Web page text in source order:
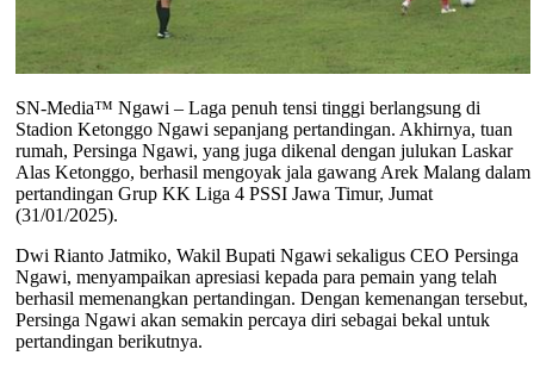
SN-Media™ Ngawi – Laga penuh tensi tinggi berlangsung di
Stadion Ketonggo Ngawi sepanjang pertandingan. Akhirnya, tuan
rumah, Persinga Ngawi, yang juga dikenal dengan julukan Laskar
Alas Ketonggo, berhasil mengoyak jala gawang Arek Malang dalam
pertandingan Grup KK Liga 4 PSSI Jawa Timur, Jumat
(31/01/2025).
Dwi Rianto Jatmiko, Wakil Bupati Ngawi sekaligus CEO Persinga
Ngawi, menyampaikan apresiasi kepada para pemain yang telah
berhasil memenangkan pertandingan. Dengan kemenangan tersebut,
Persinga Ngawi akan semakin percaya diri sebagai bekal untuk
pertandingan berikutnya.